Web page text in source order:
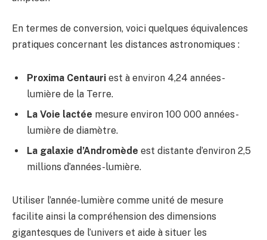
En termes de conversion, voici quelques équivalences
pratiques concernant les distances astronomiques :
Proxima Centauri est à environ 4,24 années-
lumière de la Terre.
La Voie lactée mesure environ 100 000 années-
lumière de diamètre.
La galaxie d’Andromède est distante d’environ 2,5
millions d’années-lumière.
Utiliser l’année-lumière comme unité de mesure
facilite ainsi la compréhension des dimensions
gigantesques de l’univers et aide à situer les